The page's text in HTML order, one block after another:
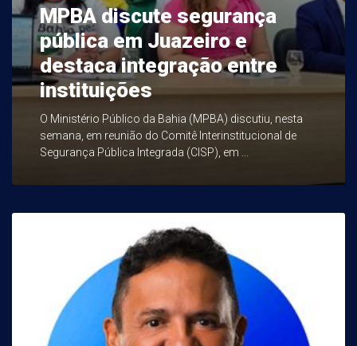
MPBA discute segurança
pública em Juazeiro e
destaca integração entre
instituições
O Ministério Público da Bahia (MPBA) discutiu, nesta
semana, em reunião do Comitê Interinstitucional de
Segurança Pública Integrada (CISP), em ...